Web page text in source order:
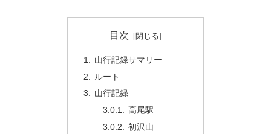
目次
山行記録サマリー
ルート
山行記録
高尾駅
初沢山